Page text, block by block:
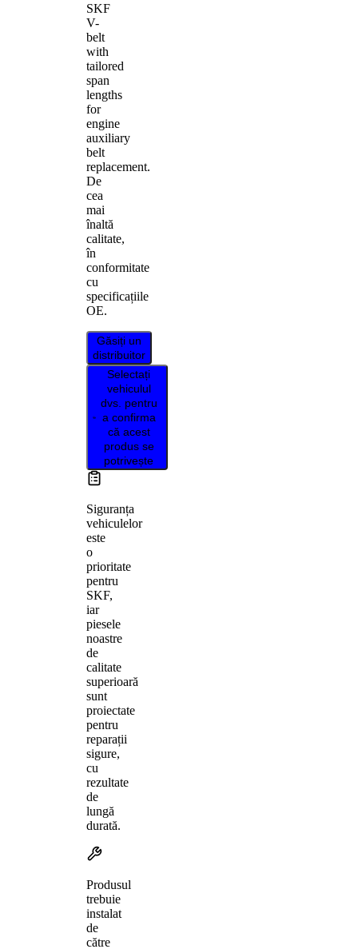
SKF
V-
belt
with
tailored
span
lengths
for
engine
auxiliary
belt
replacement.
De
cea
mai
înaltă
calitate,
în
conformitate
cu
specificațiile
OE.
Găsiți un
distribuitor
Selectați
vehiculul
dvs. pentru
a confirma
că acest
produs se
potrivește
Siguranța
vehiculelor
este
o
prioritate
pentru
SKF,
iar
piesele
noastre
de
calitate
superioară
sunt
proiectate
pentru
reparații
sigure,
cu
rezultate
de
lungă
durată.
Produsul
trebuie
instalat
de
către